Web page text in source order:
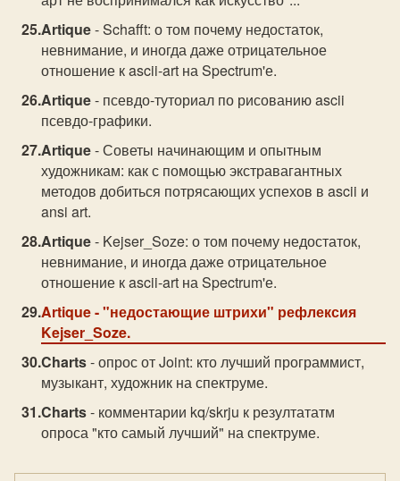
Artique- Schafft: о том почему недостаток,
невнимание, и иногда даже отрицательное
отношение к ascii-art на Spectrum'е.
Artique- псевдо-туториал по рисованию ascii
псевдо-графики.
Artique- Советы начинающим и опытным
художникам: как с помощью экстравагантных
методов добиться потрясающих успехов в ascii и
ansi art.
Artique- Kejser_Soze: о том почему недостаток,
невнимание, и иногда даже отрицательное
отношение к ascii-art на Spectrum'е.
Artique- "недостающие штрихи" рефлексия
Kejser_Soze.
Charts- опрос от Joint: кто лучший программист,
музыкант, художник на спектруме.
Charts- комментарии kq/skrju к резултататм
опроса "кто самый лучший" на спектруме.